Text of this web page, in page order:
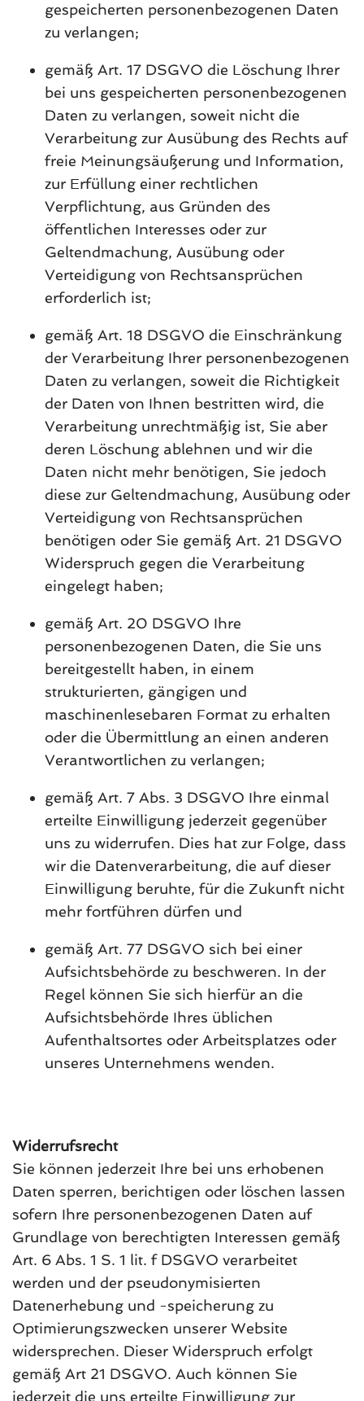
gespeicherten personenbezogenen Daten
zu verlangen;
gemäß Art. 17 DSGVO die Löschung Ihrer
bei uns gespeicherten personenbezogenen
Daten zu verlangen, soweit nicht die
Verarbeitung zur Ausübung des Rechts auf
freie Meinungsäußerung und Information,
zur Erfüllung einer rechtlichen
Verpflichtung, aus Gründen des
öffentlichen Interesses oder zur
Geltendmachung, Ausübung oder
Verteidigung von Rechtsansprüchen
erforderlich ist;
gemäß Art. 18 DSGVO die Einschränkung
der Verarbeitung Ihrer personenbezogenen
Daten zu verlangen, soweit die Richtigkeit
der Daten von Ihnen bestritten wird, die
Verarbeitung unrechtmäßig ist, Sie aber
deren Löschung ablehnen und wir die
Daten nicht mehr benötigen, Sie jedoch
diese zur Geltendmachung, Ausübung oder
Verteidigung von Rechtsansprüchen
benötigen oder Sie gemäß Art. 21 DSGVO
Widerspruch gegen die Verarbeitung
eingelegt haben;
gemäß Art. 20 DSGVO Ihre
personenbezogenen Daten, die Sie uns
bereitgestellt haben, in einem
strukturierten, gängigen und
maschinenlesebaren Format zu erhalten
oder die Übermittlung an einen anderen
Verantwortlichen zu verlangen;
gemäß Art. 7 Abs. 3 DSGVO Ihre einmal
erteilte Einwilligung jederzeit gegenüber
uns zu widerrufen. Dies hat zur Folge, dass
wir die Datenverarbeitung, die auf dieser
Einwilligung beruhte, für die Zukunft nicht
mehr fortführen dürfen und
gemäß Art. 77 DSGVO sich bei einer
Aufsichtsbehörde zu beschweren. In der
Regel können Sie sich hierfür an die
Aufsichtsbehörde Ihres üblichen
Aufenthaltsortes oder Arbeitsplatzes oder
unseres Unternehmens wenden.
Widerrufsrecht
Sie können jederzeit Ihre bei uns erhobenen
Daten sperren, berichtigen oder löschen lassen
sofern Ihre personenbezogenen Daten auf
Grundlage von berechtigten Interessen gemäß
Art. 6 Abs. 1 S. 1 lit. f DSGVO verarbeitet
werden und der pseudonymisierten
Datenerhebung und -speicherung zu
Optimierungszwecken unserer Website
widersprechen. Dieser Widerspruch erfolgt
gemäß Art 21 DSGVO. Auch können Sie
jederzeit die uns erteilte Einwilligung zur